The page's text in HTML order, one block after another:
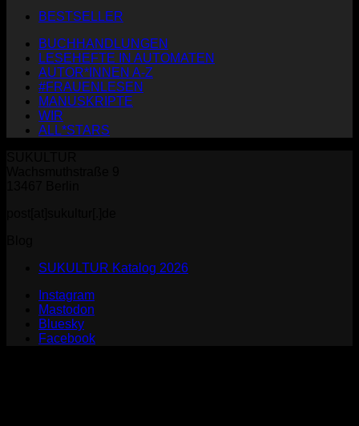
BESTSELLER
BUCHHANDLUNGEN
LESEHEFTE IN AUTOMATEN
AUTOR*INNEN A-Z
#FRAUENLESEN
MANUSKRIPTE
WIR
ALL*STARS
SUKULTUR Katalog 2026
Instagram
Mastodon
Bluesky
Facebook